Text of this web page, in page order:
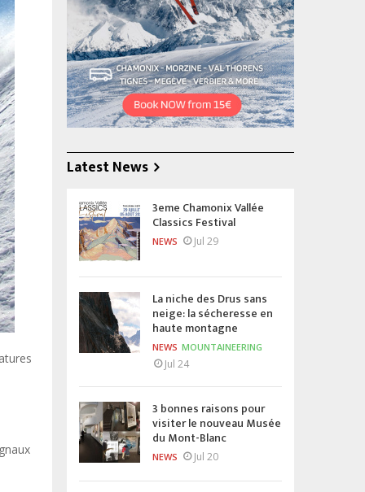
Latest News
3eme Chamonix Vallée
Classics Festival
NEWS Jul 29
La niche des Drus sans
neige: la sécheresse en
haute montagne
NEWS MOUNTAINEERING
Jul 24
3 bonnes raisons pour
visiter le nouveau Musée
du Mont-Blanc
NEWS Jul 20